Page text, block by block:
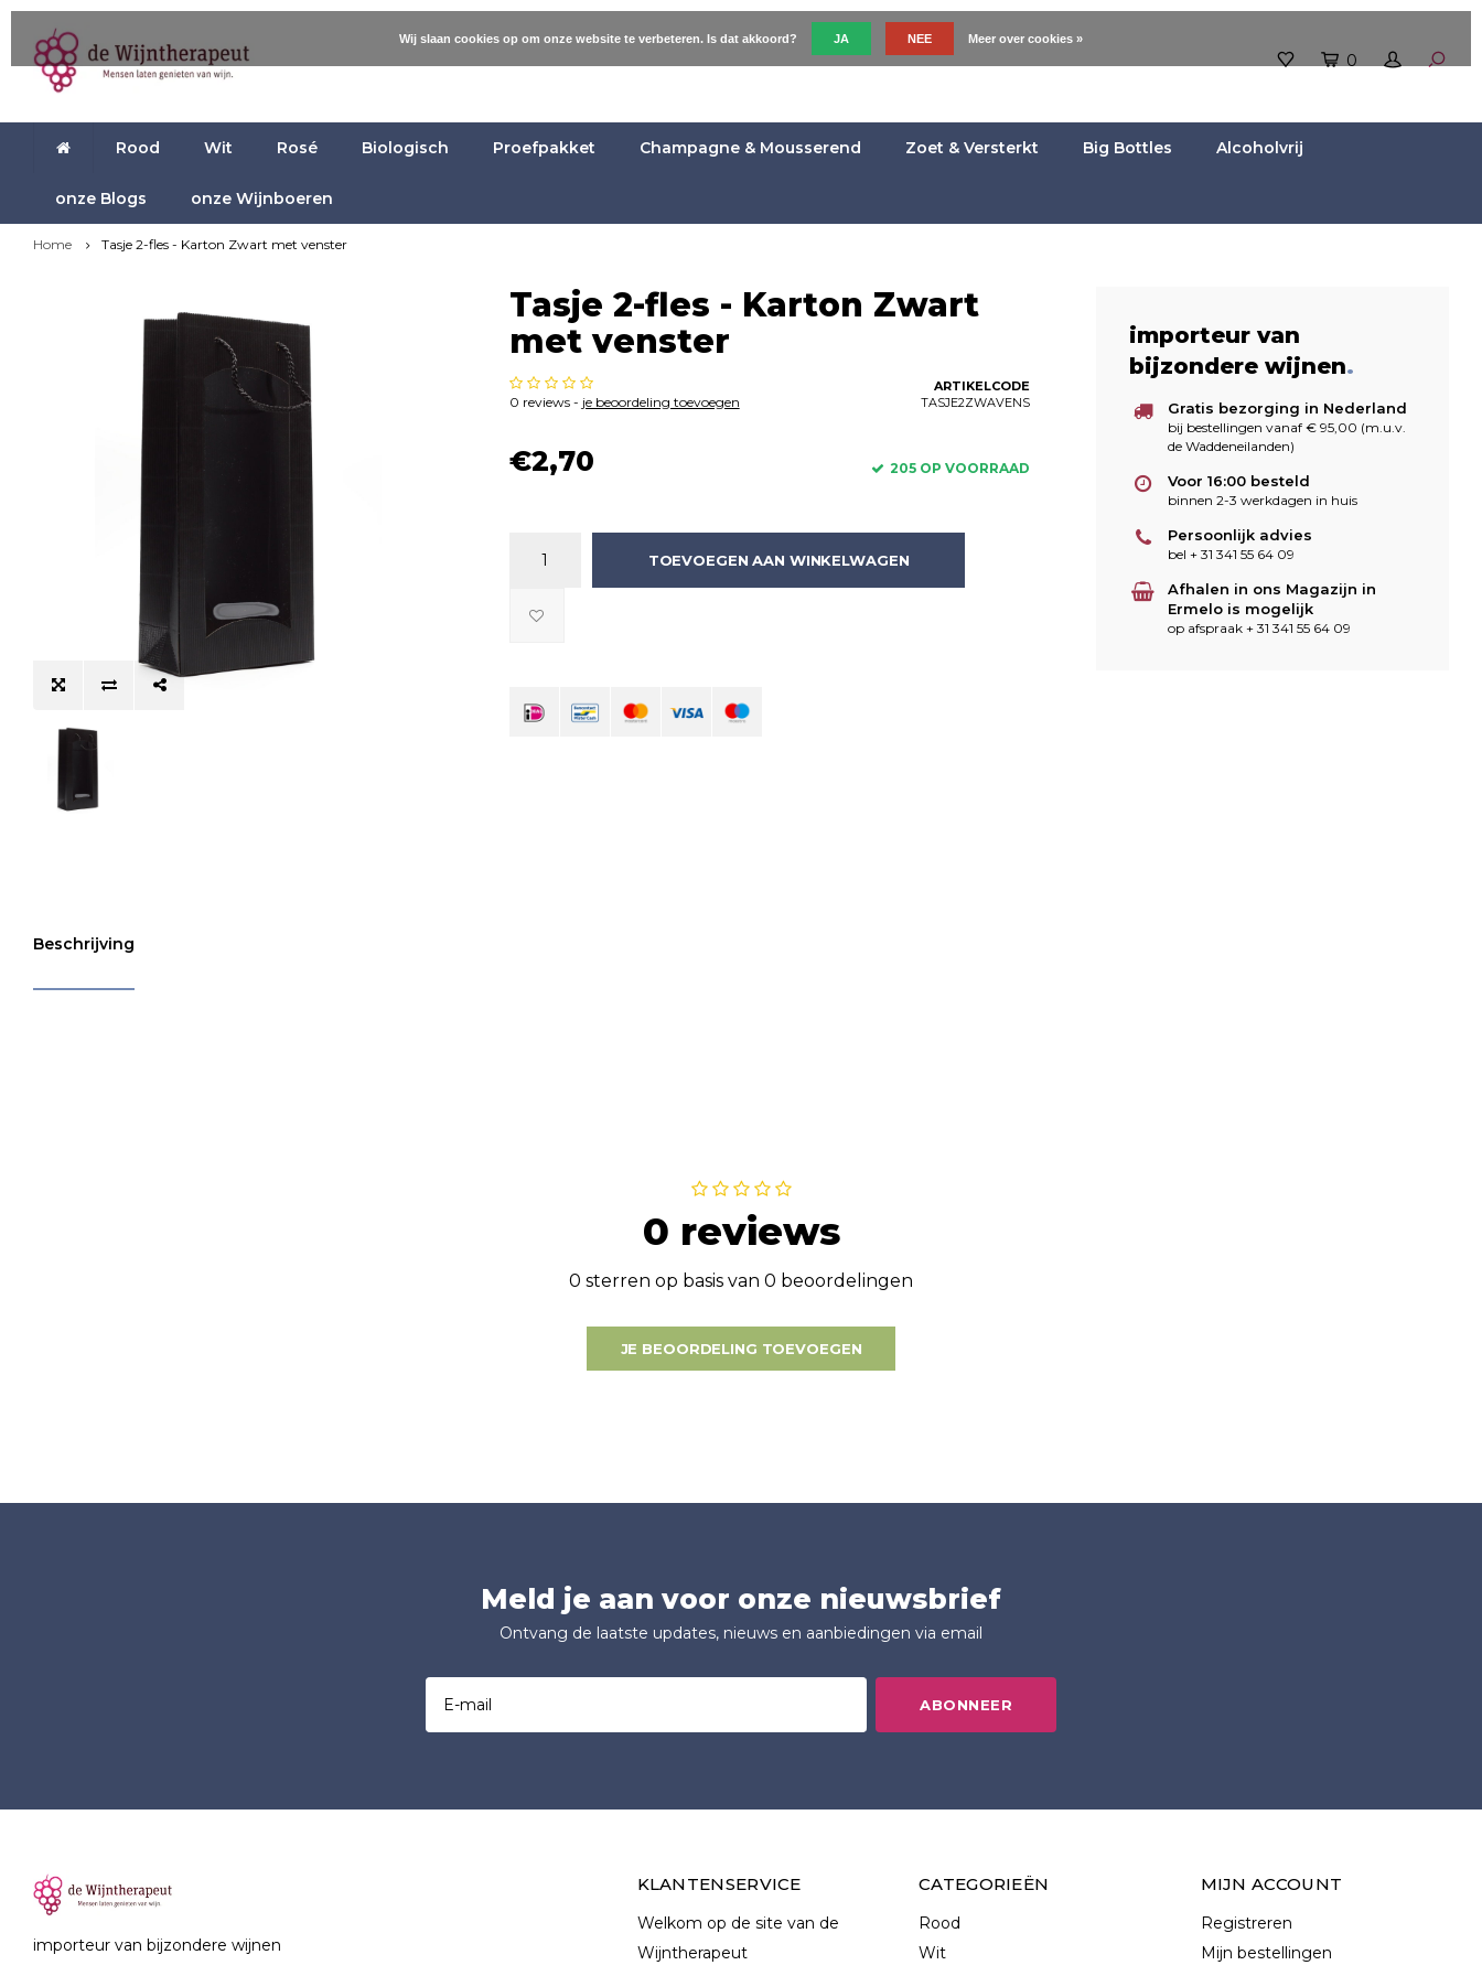
0
Rood Wit Rosé Biologisch Proefpakket Champagne & Mousserend Zoet & Versterkt Big Bottles Alcoholvrij
onze Blogs onze Wijnboeren
Home Tasje 2-fles - Karton Zwart met venster
Tasje 2-fles - Karton Zwart
met venster
0 reviews - je beoordeling toevoegen
ARTIKELCODE
TASJE2ZWAVENS
€2,70 205 OP VOORRAAD
TOEVOEGEN AAN WINKELWAGEN
importeur van
bijzondere wijnen.
Gratis bezorging in Nederland
bij bestellingen vanaf € 95,00 (m.u.v.
de Waddeneilanden)
Voor 16:00 besteld
binnen 2-3 werkdagen in huis
Persoonlijk advies
bel + 31 341 55 64 09
Afhalen in ons Magazijn in
Ermelo is mogelijk
op afspraak + 31 341 55 64 09
Beschrijving
0 reviews
0 sterren op basis van 0 beoordelingen
JE BEOORDELING TOEVOEGEN
Meld je aan voor onze nieuwsbrief
Ontvang de laatste updates, nieuws en aanbiedingen via email
ABONNEER
importeur van bijzondere wijnen
KLANTENSERVICE
Welkom op de site van de
Wijntherapeut
CATEGORIEËN
Rood
Wit
MIJN ACCOUNT
Registreren
Mijn bestellingen
Wij slaan cookies op om onze website te verbeteren. Is dat akkoord? JA NEE Meer over cookies »